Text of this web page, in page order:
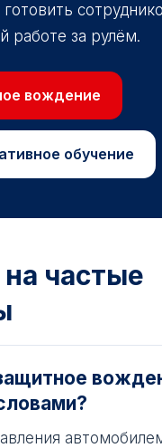
работе за рулём.
вождение
обучение
частые